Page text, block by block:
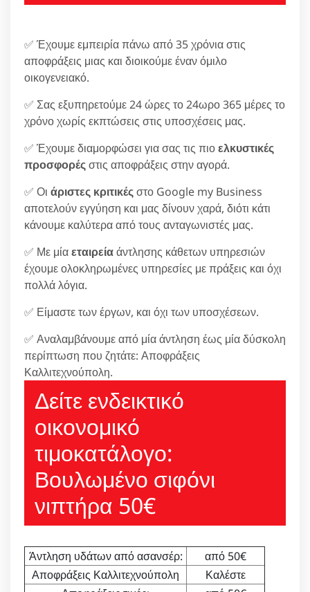
✅ Έχουμε εμπειρία πάνω από 35 χρόνια στις
αποφράξεις μιας και διοικούμε έναν όμιλο
οικογενειακό.
✅ Σας εξυπηρετούμε 24 ώρες το 24ωρο 365 μέρες το
χρόνο χωρίς εκπτώσεις στις υποσχέσεις μας.
✅ Έχουμε διαμορφώσει για σας τις πιοελκυστικές
προσφορέςστις αποφράξεις στην αγορά.
✅ Οι άριστες κριτικέςστο Google my Business
αποτελούν εγγύηση και μας δίνουν χαρά, διότι κάτι
κάνουμε καλύτερα από τους ανταγωνιστές μας.
✅ Με μίαεταιρείαάντλησης κάθετων υπηρεσιών
έχουμε ολοκληρωμένες υπηρεσίες με πράξεις και όχι
πολλά λόγια.
✅ Είμαστε των έργων, και όχι των υποσχέσεων.
✅ Αναλαμβάνουμε από μία άντληση έως μία δύσκολη
περίπτωση που ζητάτε: Αποφράξεις
Καλλιτεχνούπολη.
Δείτε ενδεικτικό
οικονομικό
τιμοκατάλογο:
Βουλωμένο σιφόνι
νιπτήρα 50€
Άντληση υδάτων από ασανσέρ:
από 50€
Αποφράξεις Καλλιτεχνούπολη
Καλέστε